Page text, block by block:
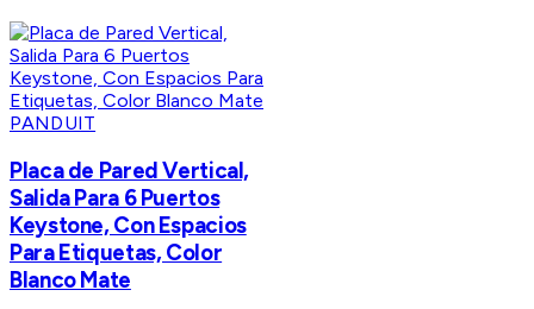
PANDUIT
Placa de Pared Vertical,
Salida Para 6 Puertos
Keystone, Con Espacios
Para Etiquetas, Color
Blanco Mate